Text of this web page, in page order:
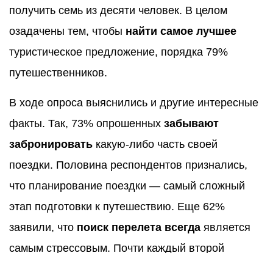
получить семь из десяти человек. В целом
озадачены тем, чтобы найти самое лучшее
туристическое предложение, порядка 79%
путешественников.
В ходе опроса выяснились и другие интересные
факты. Так, 73% опрошенных забывают
забронировать какую-либо часть своей
поездки. Половина респондентов признались,
что планирование поездки — самый сложный
этап подготовки к путешествию. Еще 62%
заявили, что поиск перелета всегда является
самым стрессовым. Почти каждый второй